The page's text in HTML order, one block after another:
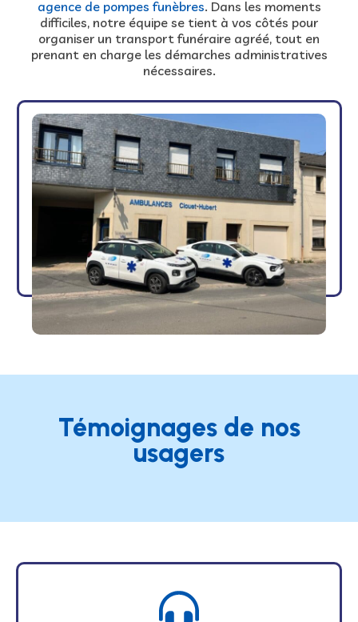
agence de pompes funèbres. Dans les moments
difficiles, notre équipe se tient à vos côtés pour
organiser un transport funéraire agréé, tout en
prenant en charge les démarches administratives
nécessaires.
Témoignages de nos
usagers